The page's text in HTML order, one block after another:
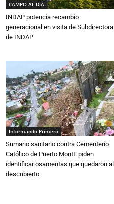
CAMPO AL DIA
INDAP potencia recambio
generacional en visita de Subdirectora
de INDAP
Informando Primero
Sumario sanitario contra Cementerio
Católico de Puerto Montt: piden
identificar osamentas que quedaron al
descubierto